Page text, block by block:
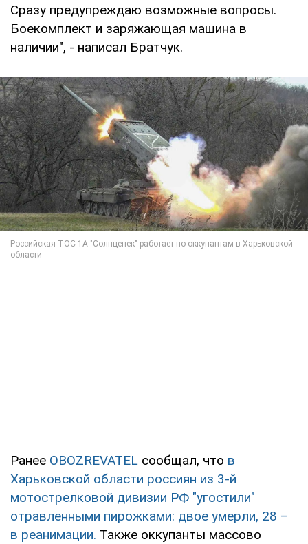
Сразу предупреждаю возможные вопросы.
Боекомплект и заряжающая машина в
наличии", - написал Братчук.
Ранее OBOZREVATEL сообщал, что в
Харьковской области россиян из 3-й
мотострелковой дивизии РФ "угостили"
отравленными пирожками: двое умерли, 28 –
в реанимации. Также оккупанты массово